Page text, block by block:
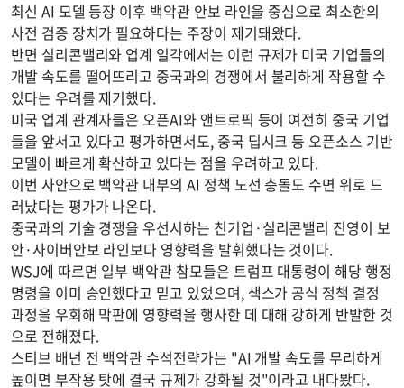
최신 AI 모델 등장 이후 백악관 안보 라인을 중심으로 최소한의
사전 검증 장치가 필요하다는 주장이 제기돼왔다.
반면 실리콘밸리와 업계 일각에서는 이런 규제가 미국 기업들의
개발 속도를 떨어뜨리고 중국과의 경쟁에서 불리하게 작용할 수
있다는 우려를 제기했다.
미국 업계 관계자들은 오픈AI와 앤트로픽 등이 여전히 중국 기업
들을 앞서고 있다고 평가하면서도, 중국 딥시크 등 오픈소스 기반
모델이 빠르게 확산하고 있다는 점을 우려하고 있다.
이번 사안으로 백악관 내부의 AI 정책 노선 충돌도 수면 위로 드
러났다는 평가가 나온다.
중국과의 기술 경쟁을 우선시하는 친기업·실리콘밸리 진영이 보
안·사이버안보 라인보다 영향력을 발휘했다는 것이다.
WSJ에 따르면 일부 백악관 참모들은 트럼프 대통령이 해당 행정
명령을 이미 승인했다고 믿고 있었으며, 색스가 공식 정책 결정
과정을 우회해 막판에 영향력을 행사한 데 대해 강하게 반발한 것
으로 전해졌다.
스티브 배넌 전 백악관 수석전략가는 "AI 개발 속도를 무리하게
높이면 부작용 탓에 결국 규제가 강화될 것"이라고 내다봤다.